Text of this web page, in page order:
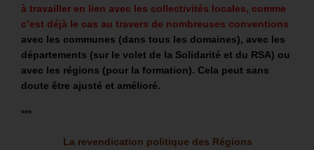
à travailler en lien avec les collectivités locales, comme
c’est déjà le cas au travers de nombreuses conventions
avec les communes (dans tous les domaines), avec les
départements (sur le volet de la Solidarité et du RSA) ou
avec les régions (pour la formation). Cela peut sans
doute être ajusté et amélioré.
***
La revendication politique des Régions